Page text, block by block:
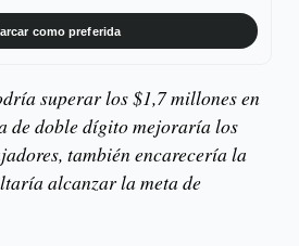
como preferida
superar los $1,7 millones en
de doble dígito mejoraría los
también encarecería la
alcanzar la meta de